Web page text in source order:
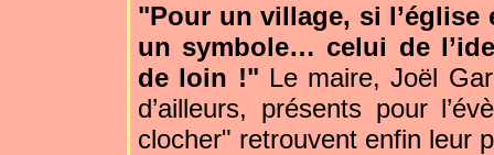
"Pour un village, si
un symbole… celui de
de loin !" Le maire, Joël
d’ailleurs, présents pour
clocher" retrouvent enfin leur